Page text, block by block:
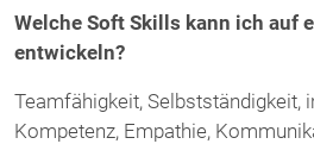
Welche Soft Skills kann ich auf
entwickeln?
Teamfähigkeit, Selbstständigkeit,
Kompetenz, Empathie,